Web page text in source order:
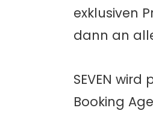
exklusiven
dann an
SEVEN
Booking